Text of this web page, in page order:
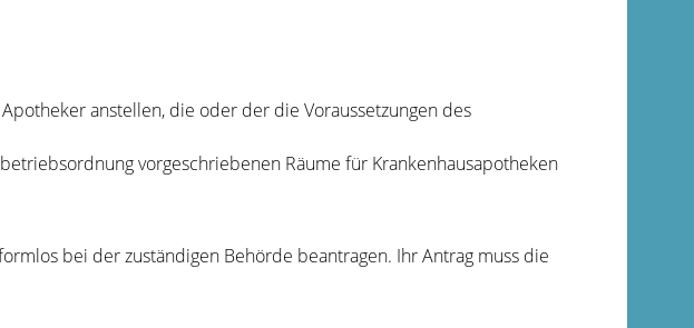
anstellen, die oder der die Voraussetzungen des
vorgeschriebenen Räume für Krankenhausapotheken
bei der zuständigen Behörde beantragen. Ihr Antrag muss die